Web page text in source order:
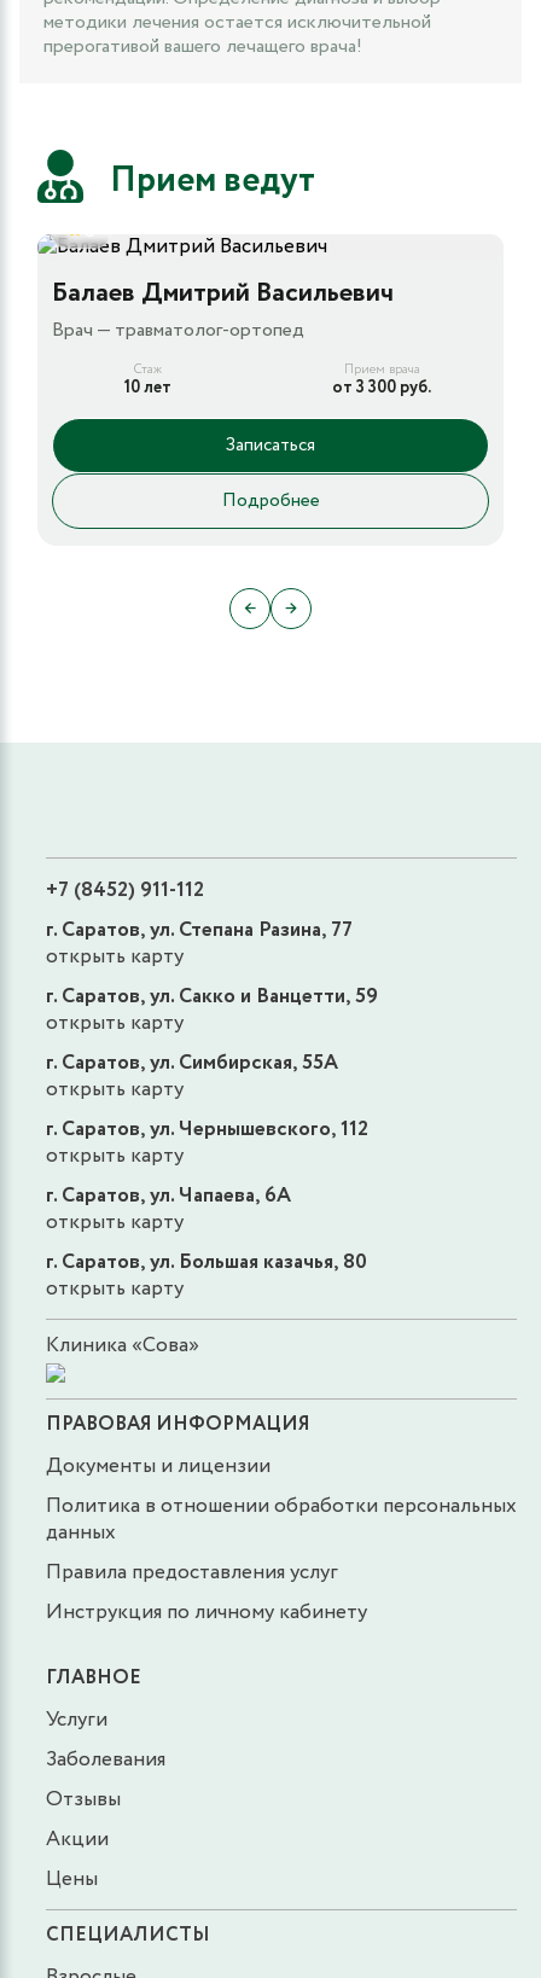
методики лечения остается исключительной
прерогативой вашего лечащего врача!
Прием ведут
5
Балаев Дмитрий Васильевич
Врач — травматолог-ортопед
Стаж
10 лет
Прием врача
от 3 300 руб.
Записаться
Подробнее
← →
+7 (8452) 911-112
г. Саратов, ул. Степана Разина, 77
открыть карту
г. Саратов, ул. Сакко и Ванцетти, 59
открыть карту
г. Саратов, ул. Симбирская, 55А
открыть карту
г. Саратов, ул. Чернышевского, 112
открыть карту
г. Саратов, ул. Чапаева, 6А
открыть карту
г. Саратов, ул. Большая казачья, 80
открыть карту
Клиника «Сова»
ПРАВОВАЯ ИНФОРМАЦИЯ
Документы и лицензии
Политика в отношении обработки персональных
данных
Правила предоставления услуг
Инструкция по личному кабинету
ГЛАВНОЕ
Услуги
Заболевания
Отзывы
Акции
Цены
СПЕЦИАЛИСТЫ